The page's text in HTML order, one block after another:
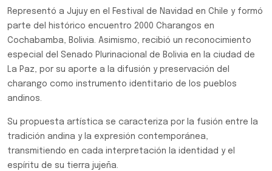
Representó a Jujuy en el Festival de Navidad en Chile y formó
parte del histórico encuentro 2000 Charangos en
Cochabamba, Bolivia. Asimismo, recibió un reconocimiento
especial del Senado Plurinacional de Bolivia en la ciudad de
La Paz, por su aporte a la difusión y preservación del
charango como instrumento identitario de los pueblos
andinos.
Su propuesta artística se caracteriza por la fusión entre la
tradición andina y la expresión contemporánea,
transmitiendo en cada interpretación la identidad y el
espíritu de su tierra jujeña.